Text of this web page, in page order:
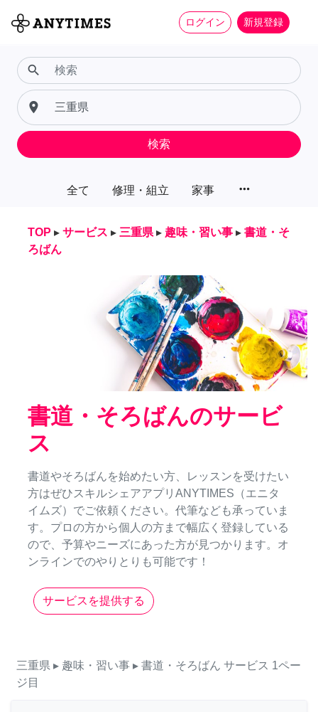
ログイン 新規登録
全て 修理・組立 家事 more_horiz
search
place
検索
TOP ▸ サービス ▸ 三重県 ▸ 趣味・習い事 ▸ 書道・そ
ろばん
書道・そろばんのサービ
ス
書道やそろばんを始めたい方、レッスンを受けたい
方はぜひスキルシェアアプリANYTIMES（エニタ
イムズ）でご依頼ください。代筆なども承っていま
す。プロの方から個人の方まで幅広く登録している
ので、予算やニーズにあった方が見つかります。オ
ンラインでのやりとりも可能です！
サービスを提供する
三重県 ▸ 趣味・習い事 ▸ 書道・そろばん サービス 1ペー
ジ目